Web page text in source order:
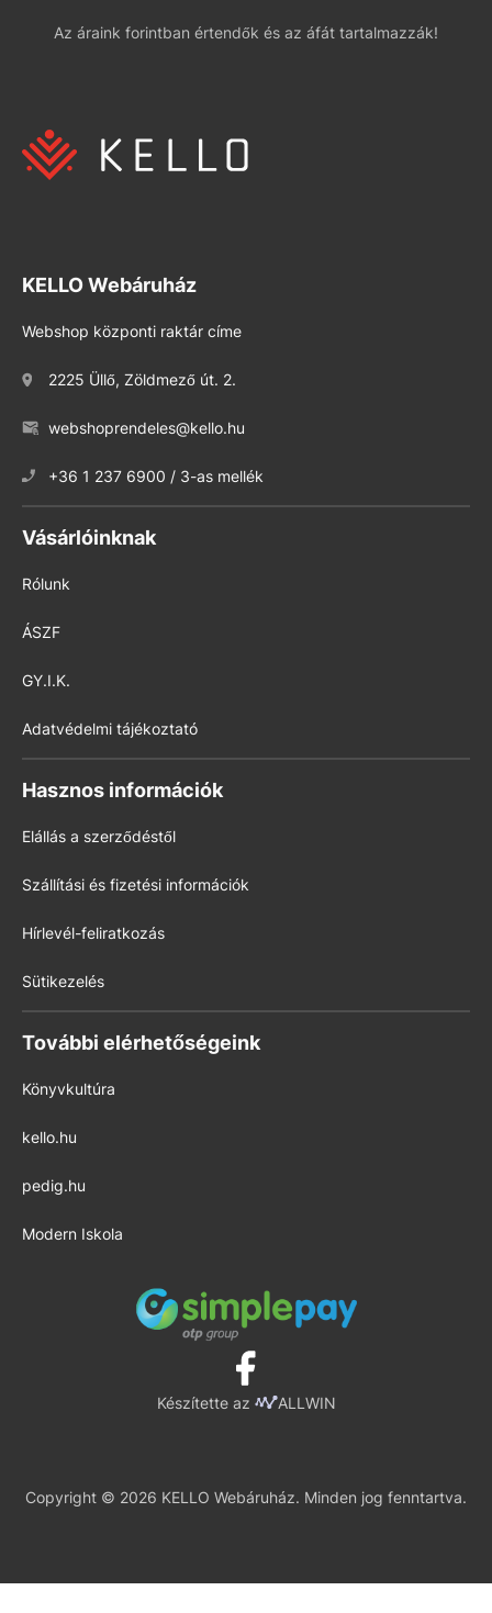
Az áraink forintban értendők és az áfát tartalmazzák!
KELLO Webáruház
Webshop központi raktár címe
2225 Üllő, Zöldmező út. 2.
webshoprendeles@kello.hu
+36 1 237 6900 / 3-as mellék
Vásárlóinknak
Rólunk
ÁSZF
GY.I.K.
Adatvédelmi tájékoztató
Hasznos információk
Elállás a szerződéstől
Szállítási és fizetési információk
Hírlevél-feliratkozás
Sütikezelés
További elérhetőségeink
Könyvkultúra
kello.hu
pedig.hu
Modern Iskola
Készítette az ALLWIN
Copyright © 2026 KELLO Webáruház. Minden jog fenntartva.